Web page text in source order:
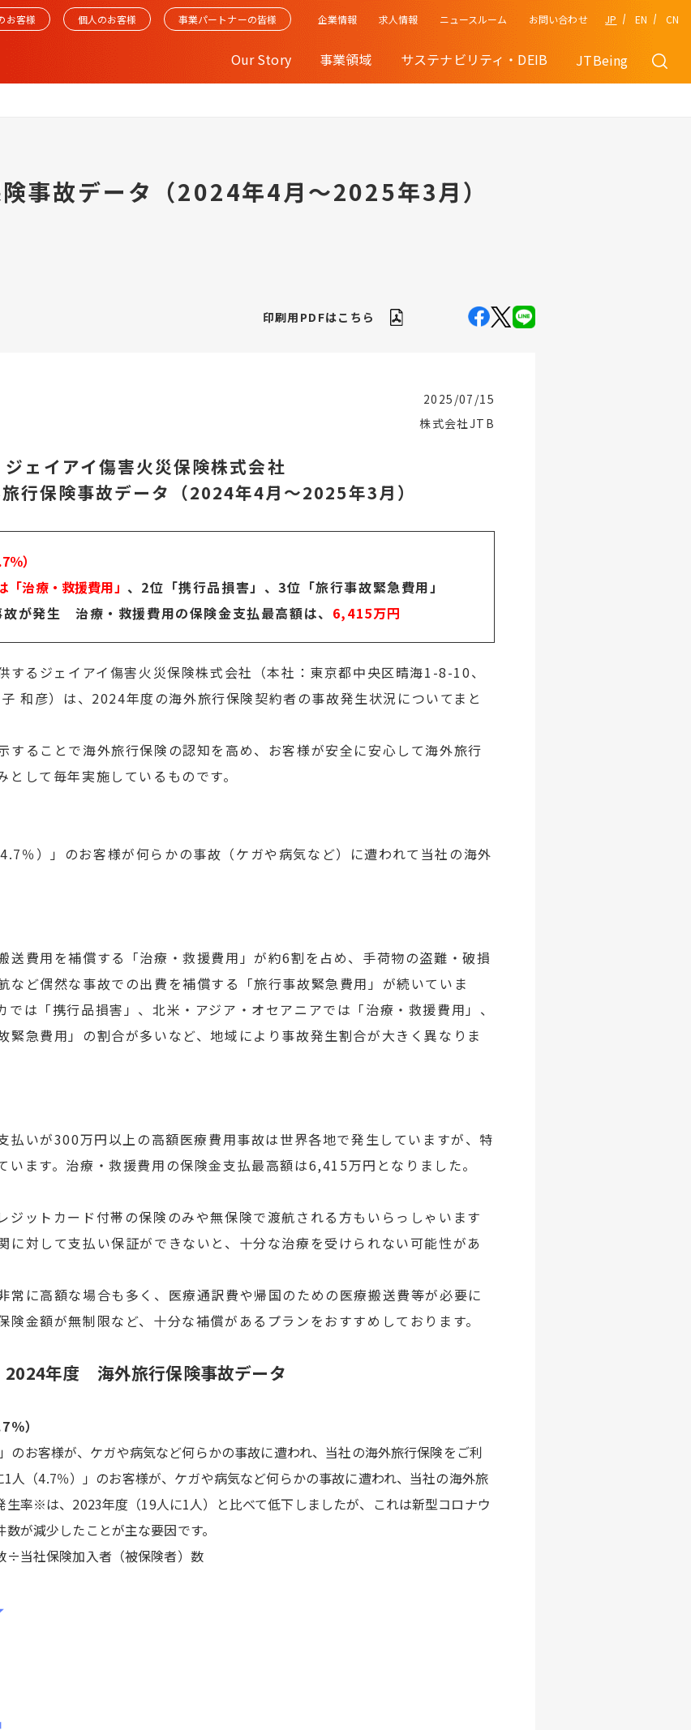
お客様 個人のお客様 事業パートナーの皆様
Our Story 事業領域 サステナビリティ・DEIB JTBeing
企業情報 求人情報 ニュースルーム お問い合わせ JP EN CN
事故データ（2024年4月～2025年3月）
印刷用PDFはこちら
2025/07/15
株式会社JTB
ジェイアイ傷害火災保険株式会社
行保険事故データ（2024年4月～2025年3月）
）
「治療・救援費用」 、2位「携行品損害」、3位「旅行事故緊急費用」
が発生 治療・救援費用の保険金支払最高額は、 6,415万円
るジェイアイ傷害火災保険株式会社（本社：東京都中央区晴海1-8-10、
和彦）は、2024年度の海外旅行保険契約者の事故発生状況についてまと
ることで海外旅行保険の認知を高め、お客様が安全に安心して海外旅行
して毎年実施しているものです。
％）」のお客様が何らかの事故（ケガや病気など）に遭われて当社の海外
費用を補償する「治療・救援費用」が約6割を占め、手荷物の盗難・破損
など偶然な事故での出費を補償する「旅行事故緊急費用」が続いていま
では「携行品損害」、北米・アジア・オセアニアでは「治療・救援費用」、
緊急費用」の割合が多いなど、地域により事故発生割合が大きく異なりま
払いが300万円以上の高額医療費用事故は世界各地で発生していますが、特
います。治療・救援費用の保険金支払最高額は6,415万円となりました。
ットカード付帯の保険のみや無保険で渡航される方もいらっしゃいます
に対して支払い保証ができないと、十分な治療を受けられない可能性があ
に高額な場合も多く、医療通訳費や帰国のための医療搬送費等が必要に
金額が無制限など、十分な補償があるプランをおすすめしております。
2024年度 海外旅行保険事故データ
）
のお客様が、ケガや病気など何らかの事故に遭われ、当社の海外旅行保険をご利
人（4.7％）」のお客様が、ケガや病気など何らかの事故に遭われ、当社の海外旅
率※は、2023年度（19人に1人）と比べて低下しましたが、これは新型コロナウ
が減少したことが主な要因です。
当社保険加入者（被保険者）数